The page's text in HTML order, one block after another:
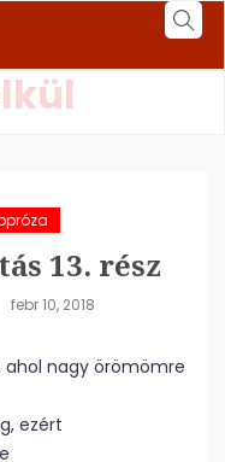
13. rész
febr 10, 2018
ahol nagy örömömre
ezért